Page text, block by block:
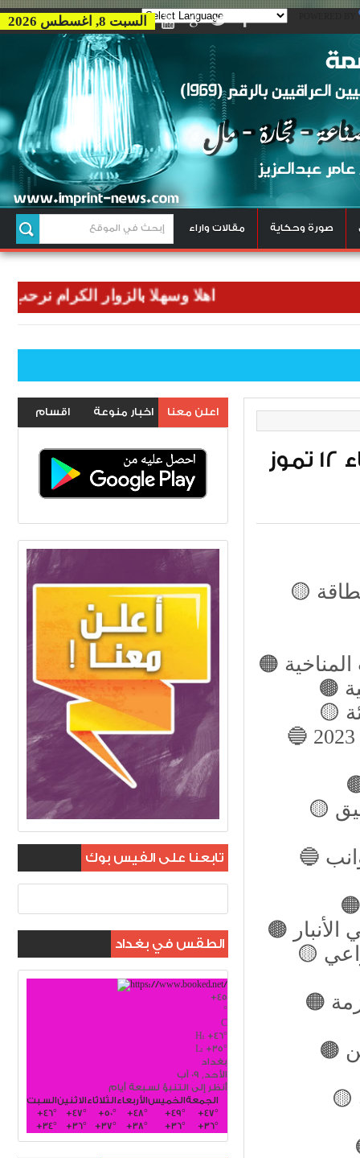
السبت 8, اغسطس 2026
صورة وحكاية مقالات واراء
اهلا وسهلا بالزوار الكرام نرحب بكم
تصفح جريدة "الصباح" عدد اليوم الأربعاء 12 تموز
🟡 السوداني: انتهاء أزمة الغاز المشغِّل لمحطات الطاقة
🟡 رئيس الجمهورية يوجه بتشكيل لجنة لمتابعة تطبيق
🔵 السوداني: العراق ينتهج مساراً إصلاحياً في الجوانب
🟠 مجلس الوزراء يصدر عدداً من القرارات لإنهاء أزمة
🟤 قيادي داعشي يعترف للاستخبارات بقتل منتسبين
اعلن معنا اخبار منوعة
اقسام
تابعنا على الفيس بوك
الطقس في بغداد
+45
°
C
H: +46°
L: +35°
بغداد
الأحد, 09 آب
أنظر إلى التنبؤ لسبعة أيام
السبتالاثنينالثلاثاءالأربعاءالخميسالجمعة
+46° +47° +50° +48° +49° +47°
+34° +36° +37° +38° +36° +36°